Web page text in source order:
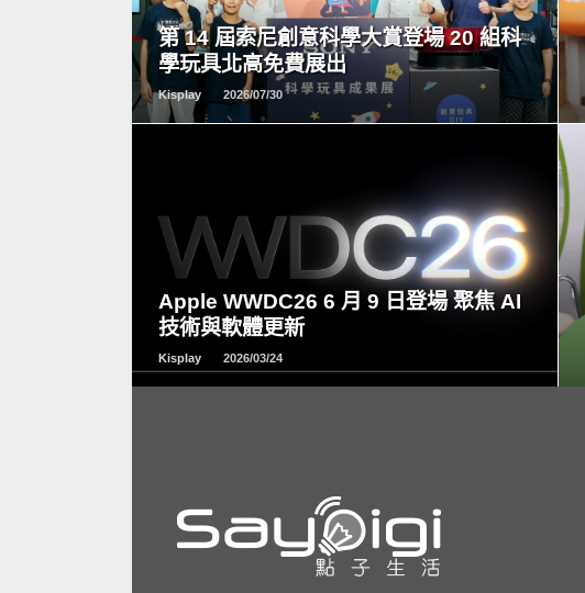
第 14 屆索尼創意科學大賞登場 20 組科
學玩具北高免費展出
Kisplay 2026/07/30
Apple WWDC26 6 月 9 日登場 聚焦 AI
技術與軟體更新
Kisplay 2026/03/24
READ
MORE